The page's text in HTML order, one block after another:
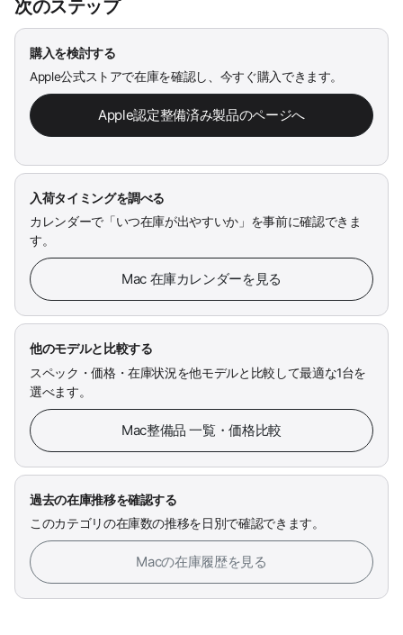
次のステップ
購入を検討する
Apple公式ストアで在庫を確認し、今すぐ購入できます。
Apple認定整備済み製品のページへ
入荷タイミングを調べる
カレンダーで「いつ在庫が出やすいか」を事前に確認できま
す。
Mac 在庫カレンダーを見る
他のモデルと比較する
スペック・価格・在庫状況を他モデルと比較して最適な1台を
選べます。
Mac整備品 一覧・価格比較
過去の在庫推移を確認する
このカテゴリの在庫数の推移を日別で確認できます。
Macの在庫履歴を見る